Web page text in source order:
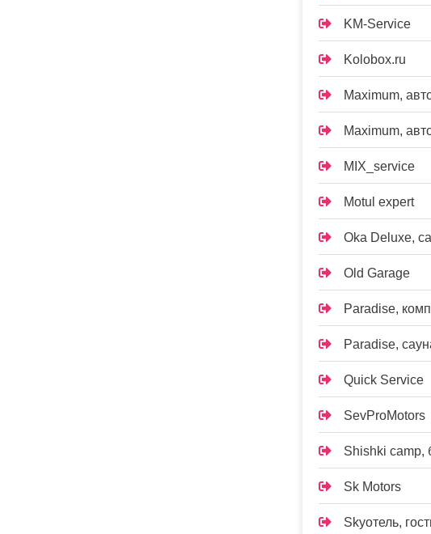
KM-Service
Kolobox.ru
Maximum,
Maximum,
MIX_service
Motul expert
Oka Deluxe,
Old Garage
Paradise,
Paradise,
Quick Service
SevProMotors
Shishki camp,
Sk Motors
Skyотель,